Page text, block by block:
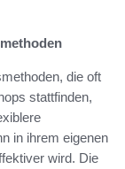
die oft
stattfinden,
in ihrem eigenen
wird. Die